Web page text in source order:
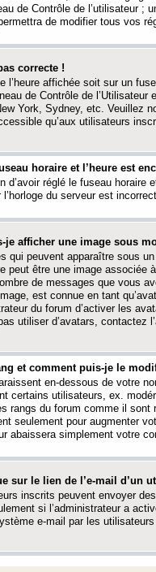
de Contrôle de l’utilisateur ;
de modifier tous vos
correcte !
l’heure affichée soit sur un
de Contrôle de
York, Sydney, etc. Veuillez
qu’aux utilisateurs
horaire et l’heure est
d’avoir réglé le fuseau horaire
l’horloge du serveur est
je afficher une image sous
qui peuvent apparaître sous
peut être une image associée
de messages que vous
est connue en tant
du forum d’activer les
utiliser d’avatars, contactez
et comment puis-je le
en-dessous de votre
certains utilisateurs, ex.
rangs du forum comme il sont
seulement pour augmenter
abaissera simplement votre
sur le lien de l’e-mail d’un
inscrits peuvent envoyer
si l’administrateur a
e-mail par les